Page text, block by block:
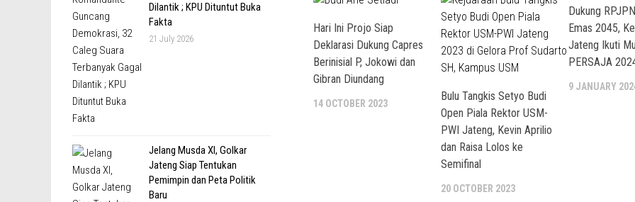
Hari Ini Projo Siap
Deklarasi Dukung Capres
Berinisial P, Jokowi dan
Gibran Diundang
14 OCTOBER 2023
Bulu Tangkis Setyo Budi
Open Piala Rektor USM-
PWI Jateng, Kevin Aprilio
dan Raisa Lolos ke
Semifinal
20 OCTOBER 2023
Dukung
Emas 2045,
Jateng Ikuti
PERSAJA
9 JANUARY
Dilantik ; KPU Dituntut Buka
Fakta
21 July 2026
Jelang Musda XI, Golkar
Jateng Siap Tentukan
Pemimpin dan Peta Politik
Baru